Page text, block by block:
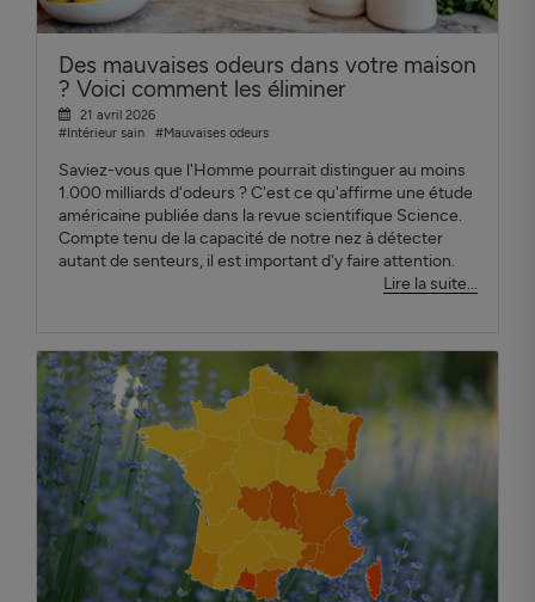
Des mauvaises odeurs dans votre maison
? Voici comment les éliminer
21 avril 2026
#Intérieur sain
#Mauvaises odeurs
Saviez-vous que l'Homme pourrait distinguer au moins
1.000 milliards d'odeurs ? C'est ce qu'affirme une étude
américaine publiée dans la revue scientifique Science.
Compte tenu de la capacité de notre nez à détecter
autant de senteurs, il est important d'y faire attention.
Lire la suite...